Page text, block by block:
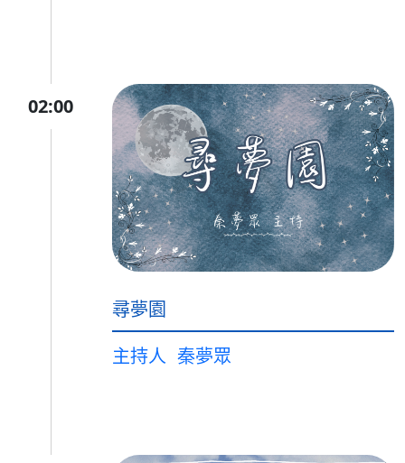
02:00
尋夢園
主持人 秦夢眾